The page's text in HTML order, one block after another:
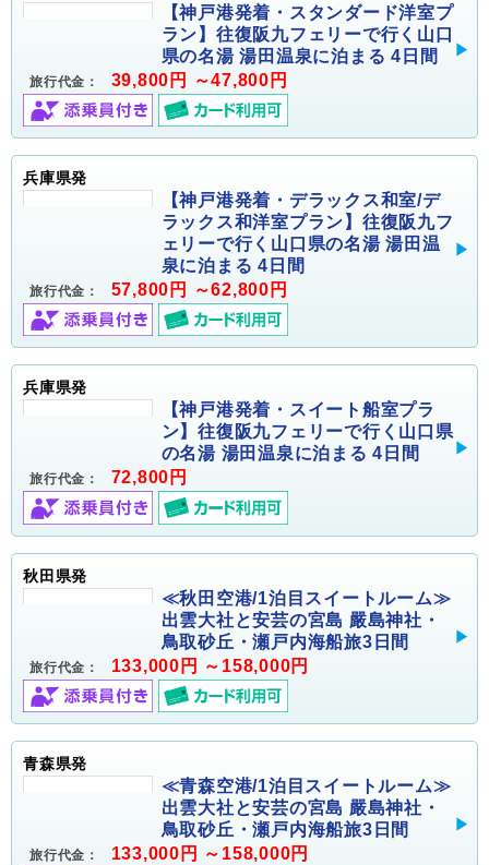
【神戸港発着・スタンダード洋室プ
ラン】往復阪九フェリーで行く山口
県の名湯 湯田温泉に泊まる 4日間
旅行代金： 39,800円 ～47,800円
兵庫県発
【神戸港発着・デラックス和室/デ
ラックス和洋室プラン】往復阪九フ
ェリーで行く山口県の名湯 湯田温
泉に泊まる 4日間
旅行代金： 57,800円 ～62,800円
兵庫県発
【神戸港発着・スイート船室プラ
ン】往復阪九フェリーで行く山口県
の名湯 湯田温泉に泊まる 4日間
旅行代金： 72,800円
秋田県発
≪秋田空港/1泊目スイートルーム≫
出雲大社と安芸の宮島 嚴島神社・
鳥取砂丘・瀬戸内海船旅3日間
旅行代金： 133,000円 ～158,000円
青森県発
≪青森空港/1泊目スイートルーム≫
出雲大社と安芸の宮島 嚴島神社・
鳥取砂丘・瀬戸内海船旅3日間
旅行代金： 133,000円 ～158,000円